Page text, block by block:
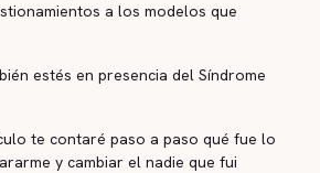
a los modelos que
estés en presencia del Síndrome
te contaré paso a paso qué fue lo
y cambiar el nadie que fui